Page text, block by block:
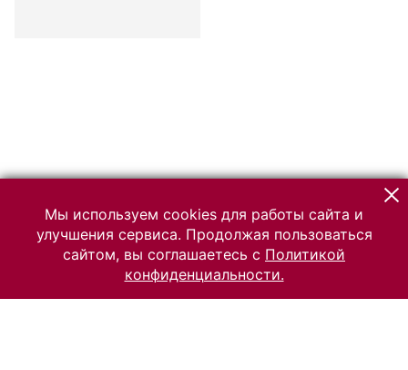
Мы используем cookies для работы сайта и
улучшения сервиса. Продолжая пользоваться
сайтом, вы соглашаетесь с Политикой
конфиденциальности.